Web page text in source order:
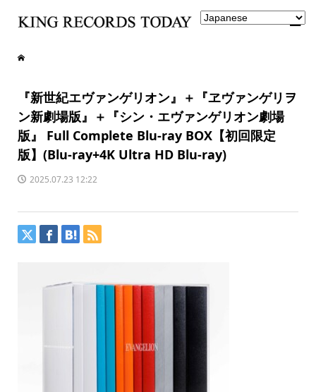
『新世紀エヴァンゲリオン』＋『ヱヴァンゲリヲ
ン新劇場版』＋『シン・エヴァンゲリオン劇場
版』 Full Complete Blu-ray BOX【初回限定
版】(Blu-ray+4K Ultra HD Blu-ray)
2025.07.23 12:22